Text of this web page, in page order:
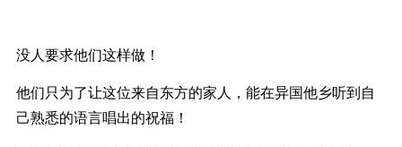
没人要求他们这样做！
他们只为了让这位来自东方的家人，能在异国他乡听到自
己熟悉的语言唱出的祝福！